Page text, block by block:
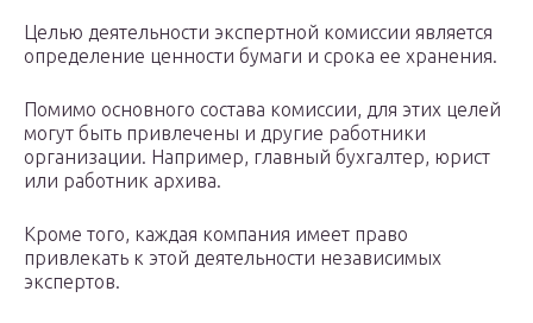
Целью деятельности экспертной комиссии является
определение ценности бумаги и срока ее хранения.
Помимо основного состава комиссии, для этих целей
могут быть привлечены и другие работники
организации. Например, главный бухгалтер, юрист
или работник архива.
Кроме того, каждая компания имеет право
привлекать к этой деятельности независимых
экспертов.